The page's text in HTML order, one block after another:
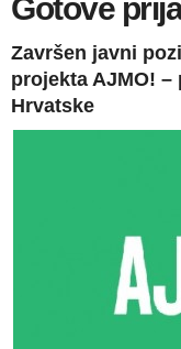
Gotove
Završen javni
projekta AJMO!
Hrvatske